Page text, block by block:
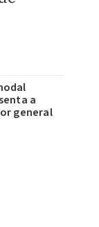
a
general